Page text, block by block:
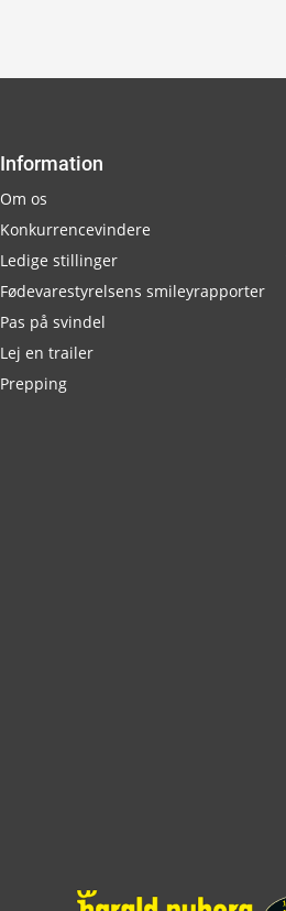
Information
Om os
Konkurrencevindere
Ledige stillinger
Fødevarestyrelsens smileyrapporter
Pas på svindel
Lej en trailer
Prepping